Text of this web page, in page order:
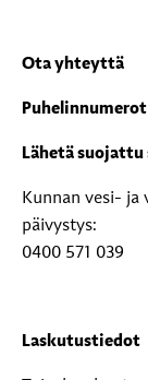
Ota yhteyttä
Puhelinnumerot
Lähetä suojattu
Kunnan vesi- ja
päivystys:
0400 571 039
Laskutustiedot